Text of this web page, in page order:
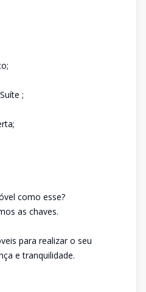
;
como esse?
as chaves.
para realizar o seu
e tranquilidade.